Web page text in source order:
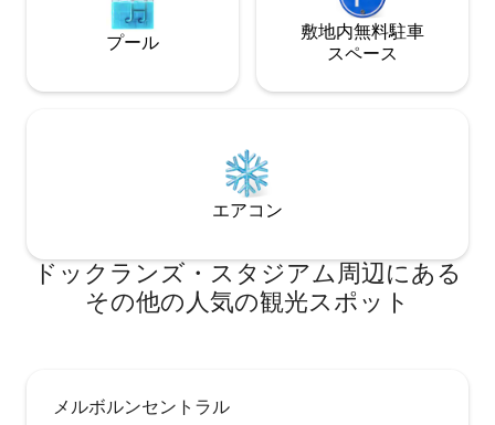
プール
敷地内無料駐⁠車
ス⁠ペ⁠ー⁠ス
エアコン
ドックランズ・スタジアム⁠周⁠辺⁠に⁠あ⁠る
そ⁠の⁠他⁠の人⁠気⁠の観⁠光⁠ス⁠ポ⁠ッ⁠ト
メルボルンセントラル